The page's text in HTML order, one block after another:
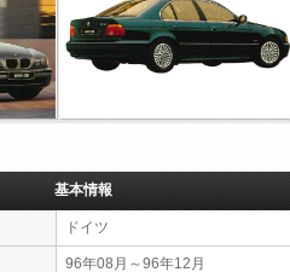
基本情報
ドイツ
96年08月～96年12月